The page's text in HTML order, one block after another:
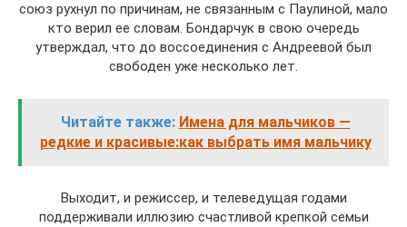
союз рухнул по причинам, не связанным с Паулиной, мало
кто верил ее словам. Бондарчук в свою очередь
утверждал, что до воссоединения с Андреевой был
свободен уже несколько лет.
Читайте также: Имена для мальчиков —
редкие и красивые:как выбрать имя мальчику
Выходит, и режиссер, и телеведущая годами
поддерживали иллюзию счастливой крепкой семьи